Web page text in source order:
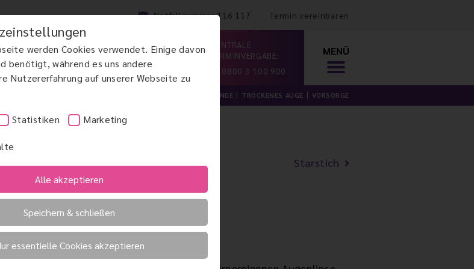
werden Cookies verwendet. Einige davon
benötigt, während es uns andere
Nutzererfahrung auf unserer Webseite zu
Statistiken Marketing
Alle akzeptieren
Speichern & schließen
essentielle Cookies akzeptieren
Notfallnummer 116 117 Termin vereinbaren
ZENTRALE
TERMINVERGABE:
0800 3 100 900
MENÜ
AMD KINDERAUGENHEILKUNDE TROCKENES AUGE VORSORGE
Starstich